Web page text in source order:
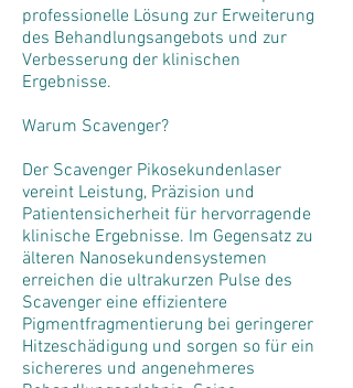
professionelle Lösung zur Erweiterung
des Behandlungsangebots und zur
Verbesserung der klinischen
Ergebnisse.
Warum Scavenger?
Der Scavenger Pikosekundenlaser
vereint Leistung, Präzision und
Patientensicherheit für hervorragende
klinische Ergebnisse. Im Gegensatz zu
älteren Nanosekundensystemen
erreichen die ultrakurzen Pulse des
Scavenger eine effizientere
Pigmentfragmentierung bei geringerer
Hitzeschädigung und sorgen so für ein
sichereres und angenehmeres